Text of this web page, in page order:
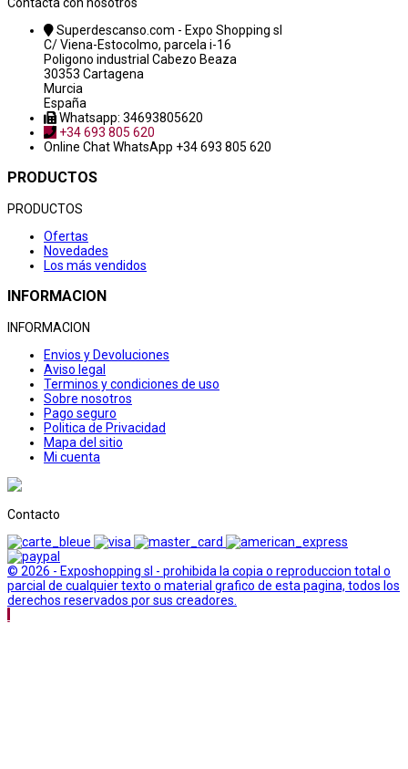
Superdescanso.com - Expo Shopping sl
C/ Viena-Estocolmo, parcela i-16
Poligono industrial Cabezo Beaza
30353 Cartagena
Murcia
España
Whatsapp: 34693805620
+34 693 805 620
Online ChatWhatsApp +34 693 805 620
PRODUCTOS
PRODUCTOS
Ofertas
Novedades
Los más vendidos
INFORMACION
INFORMACION
Envios y Devoluciones
Aviso legal
Terminos y condiciones de uso
Sobre nosotros
Pago seguro
Politica de Privacidad
Mapa del sitio
Mi cuenta
Contacto
© 2026 - Exposhopping sl - prohibida la copia o reproduccion total o
parcial de cualquier texto o material grafico de esta pagina, todos los
derechos reservados por sus creadores.